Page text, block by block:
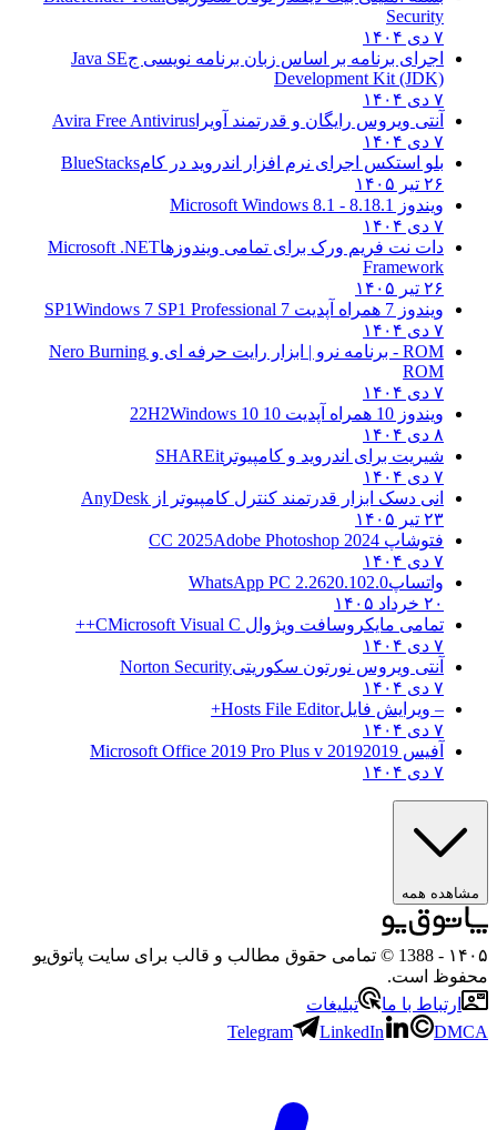
Security
۷ دی ۱۴۰۴
اجرای برنامه بر اساس زبان برنامه نویسی جJava SE
Development Kit (JDK)
۷ دی ۱۴۰۴
آنتی ویروس رایگان و قدرتمند آویرا Avira Free Antivirus
۷ دی ۱۴۰۴
بلو استکس اجرای نرم افزار اندروید در کامBlueStacks
۲۶ تیر ۱۴۰۵
ویندوز 8.1
8.1 - Microsoft Windows 8.1
۷ دی ۱۴۰۴
دات نت فریم ورک برای تمامی ویندوزهاMicrosoft .NET
Framework
۲۶ تیر ۱۴۰۵
ویندوز 7 همراه آپدیت 7 SP1
Windows 7 SP1 Professional
۷ دی ۱۴۰۴
ROM - برنامه نرو | ابزار رایت حرفه ای و
Nero Burning
ROM
۷ دی ۱۴۰۴
ویندوز 10 همراه آپدیت 10 22H2
Windows 10
۸ دی ۱۴۰۴
شیریت برای اندروید و کامپیوتر SHAREit
۷ دی ۱۴۰۴
انی دسک ابزار قدرتمند کنترل کامپیوتر از AnyDesk
۲۳ تیر ۱۴۰۵
فتوشاپ CC 2025 Adobe Photoshop 2024
۷ دی ۱۴۰۴
واتساپWhatsApp PC 2.2620.102.0
۲۰ خرداد ۱۴۰۵
تمامی مایکروسافت ویژوال C Microsoft Visual C++
۷ دی ۱۴۰۴
آنتی ویروس نورتون سکوریتیNorton Security
۷ دی ۱۴۰۴
– ویرایش فایلHosts File Editor+
۷ دی ۱۴۰۴
آفیس 2019 2019 Microsoft Office 2019 Pro Plus v
۷ دی ۱۴۰۴
مشاهده همه
۱۴۰۵
- 1388 © تمامی حقوق مطالب و قالب برای سایت پاتوق‌یو
محفوظ است.
ارتباط با ما
تبلیغات
Telegram
LinkedIn DMCA